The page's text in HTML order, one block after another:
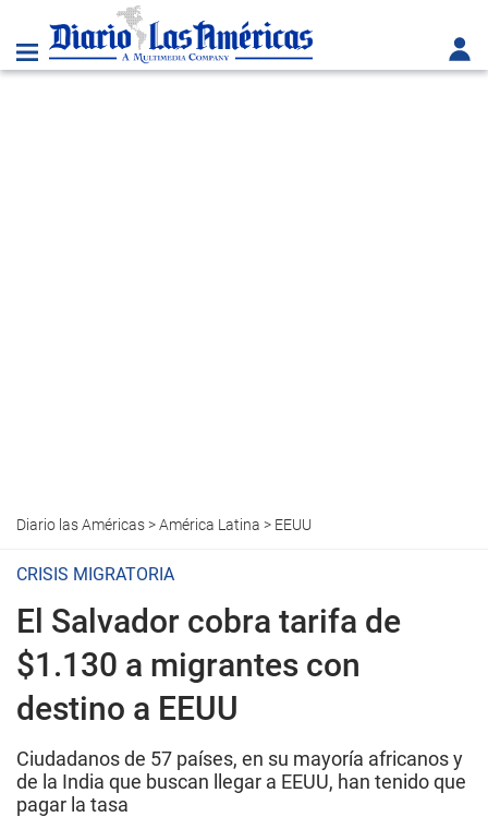
Diario las Américas>América Latina > EEUU
CRISIS MIGRATORIA
El Salvador cobra tarifa de
$1.130 a migrantes con
destino a EEUU
Ciudadanos de 57 países, en su mayoría africanos y
de la India que buscan llegar a EEUU, han tenido que
pagar la tasa